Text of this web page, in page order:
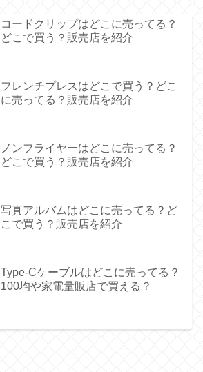
コードクリップはどこに売ってる？
どこで買う？販売店を紹介
フレンチプレスはどこで買う？どこ
に売ってる？販売店を紹介
ノンフライヤーはどこに売ってる？
どこで買う？販売店を紹介
写真アルバムはどこに売ってる？ど
こで買う？販売店を紹介
Type-Cケーブルはどこに売ってる？
100均や家電量販店で買える？